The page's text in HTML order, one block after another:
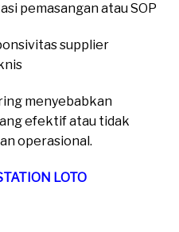
pemasangan atau SOP
supplier
menyebabkan
efektif atau tidak
operasional.
LOTO